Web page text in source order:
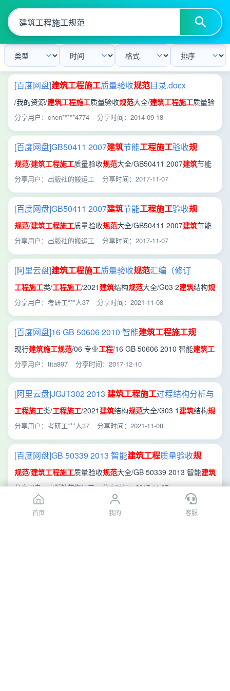
[百度网盘]建筑工程施工质量验收规范目录.docx
/我的资源/建筑工程施工质量验收规范大全/建筑工程施工质量验
收 规范 目录.docx
分享用户：chen*****4774 分享时间：2014-09-18
[百度网盘]GB50411 2007建筑节能工程施工验收规
范 .pdf
规范/建筑工程施工质量验收规范大全/GB50411 2007建筑节能
工程施工
验收规范.pdf
分享用户：出版社的搬运工 分享时间：2017-11-07
[百度网盘]GB50411 2007建筑节能工程施工验收规
范 .pdf
规范/建筑工程施工质量验收规范大全/GB50411 2007建筑节能
工程施工
验收规范.pdf
分享用户：出版社的搬运工 分享时间：2017-11-07
[阿里云盘]建筑工程施工质量验收规范汇编（修订
版）.pdf
工程施工类/工程施工/2021建筑结构规范大全/G03 2建筑结构规
范 /建筑工程施工 质量验收 规范汇编（修订版）.pdf
分享用户：考研工***人37 分享时间：2021-11-08
[百度网盘]16 GB 50606 2010 智能建筑工程施工规
.pdf
现行建筑施工规范/06 专业工程/16 GB 50606 2010 智能建筑工
程施工 规范
分享用户：tita897 分享时间：2017-12-10
[阿里云盘]JGJT302 2013 建筑工程施工过程结构分析与
监测技术
.pdf
工程施工类/工程施工/2021建筑结构规范大全/G03 1建筑结构规
范 /JGJT302 2013 建筑工程施工过程结构分析与监测技术
范.pdf
分享用户：考研工***人37 分享时间：2021-11-08
[百度网盘]GB 50339 2013 智能建筑工程质量验收规
范 .pdf
规范/建筑工程施工质量验收规范大全/GB 50339 2013 智能建筑
工程质量验收规范.pdf
分享用户：出版社的搬运工 分享时间：2017-11-07
[百度网盘]GB 50339 2013 智能 质量验收规
首页 我的 客服
首页 我的 客服